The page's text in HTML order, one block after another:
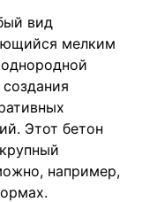
вид
мелким
Этот бетон
например,